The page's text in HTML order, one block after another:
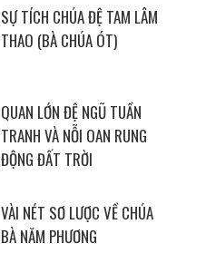
SỰ TÍCH CHÚA ĐỆ TAM LÂM
THAO (BÀ CHÚA ÓT)
QUAN LỚN ĐỆ NGŨ TUẦN
TRANH VÀ NỖI OAN RUNG
ĐỘNG ĐẤT TRỜI
VÀI NÉT SƠ LƯỢC VỀ CHÚA
BÀ NĂM PHƯƠNG